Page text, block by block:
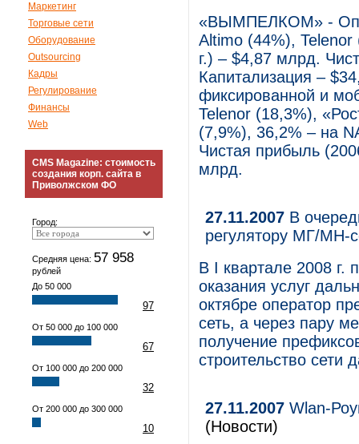
Маркетинг
Торговые сети
Оборудование
Outsourcing
Кадры
Регулирование
Финансы
Web
CMS Magazine: стоимость
создания корп. сайта в
Приволжском ФО
Город:
Средняя цена: 57 958
рублей
До 50 000
97
От 50 000 до 100 000
67
От 100 000 до 200 000
32
От 200 000 до 300 000
10
«ВЫМПЕЛКОМ» -
Altimo (44%),
г.) – $4,87 млрд.
Капитализация –
фиксированной и
Telenor (18,3%),
(7,9%), 36,2% – на
Чистая прибыль
млрд.
27.11.2007 В
регулятору МГ/МН-
В I квартале 2008 г.
оказания услуг
октябре оператор
сеть, а через пару
получение
строительство сети
27.11.2007 Wlan-
(Новости)